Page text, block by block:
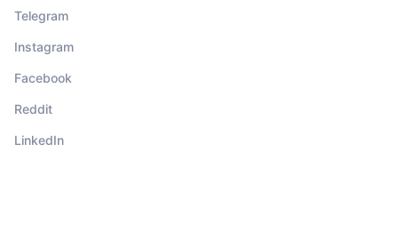
Telegram
Instagram
Facebook
Reddit
LinkedIn